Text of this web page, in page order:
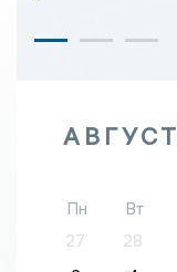
АВГУСТ
Пн Вт
27
28